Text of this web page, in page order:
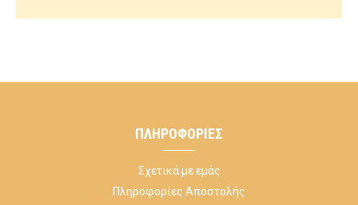
ΠΛΗΡΟΦΟΡΊΕΣ
Σχετικά με εμάς
Πληροφορίες Αποστολής